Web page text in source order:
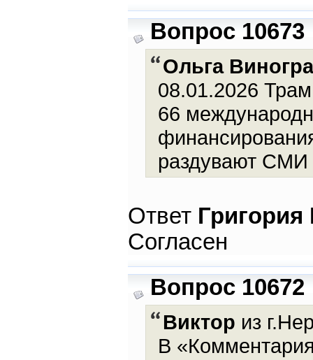
Вопрос 10673
Ольга
08.01.2026
66
раздувают СМИ
Ответ
Согласен
Вопрос 10672
Виктор из
В